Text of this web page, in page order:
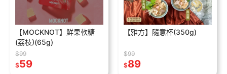
【MOCKNOT】鮮果軟糖
(荔枝)(65g)
$99
$59
【雅方】隨意杯(350g)
$99
$89